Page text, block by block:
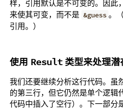
样，引用默认是不可变的。因此
来使其可变，而不是 &guess 。
引用。）
使用 Result 类型来处理潜
我们还要继续分析这行代码。虽
的第三行，但它仍然是单个逻辑
代码中插入了空行）。下一部分